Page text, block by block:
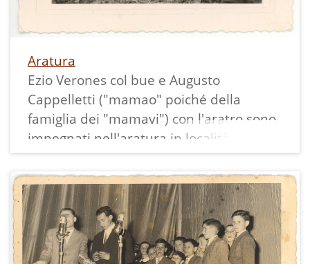
Aratura
Ezio Verones col bue e Augusto
Cappelletti ("mamao" poiché della
famiglia dei "mamavi") con l'aratro sono
impegnati nell'aratura in località Vanic
verso Maso Ariol.
La datazione è approssimativa.
La stampa misura 5,5x8 cm ed è
circondata da un ampio bordo bianco
dentellato con una cornice rialzata al su
interno.